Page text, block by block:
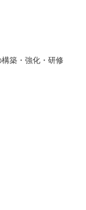
築・強化・研修